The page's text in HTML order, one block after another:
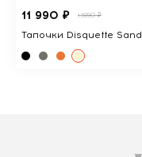
11 990 ₽ 13890 ₽
Тапочки Disquette Sand